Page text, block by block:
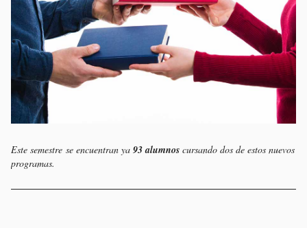
Este semestre se encuentran ya 93 alumnos cursando dos de estos nuevos
programas.